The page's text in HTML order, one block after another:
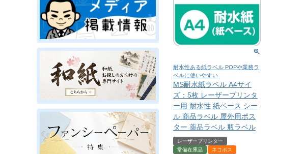
耐水性ある紙ラベル POPや業務ラ
ベルに使いやすい
MS耐水紙ラベル A4サイ
ズ：5枚 レーザープリンタ
ー用 耐水性 紙ベース シー
ル 商品ラベル 屋外用ポス
ター 薬品ラベル 瓶ラベル
レーザープリンター
常備在庫品
ネコポス